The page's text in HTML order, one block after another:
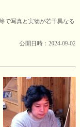
で写真と実物が若干異なる
公開日時：2024-09-02